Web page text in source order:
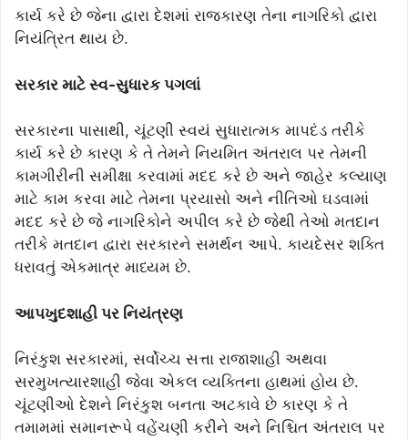
કાર્ય કરે છે જેના દ્વારા દેશમાં રાજકારણ તેના નાગરિકો દ્વારા
નિયંત્રિત થાય છે.
સરકાર માટે સ્વ-સુધારક પગલાં
સરકારના પાસાથી, ચૂંટણી સ્વયં સુધારાત્મક માપદંડ તરીકે
કાર્ય કરે છે કારણ કે તે તેમને નિયમિત અંતરાલ પર તેમની
કામગીરીની સમીક્ષા કરવામાં મદદ કરે છે અને જાહેર કલ્યાણ
માટે કામ કરવા માટે તેમના પ્રયાસો અને નીતિઓ ઘડવામાં
મદદ કરે છે જે નાગરિકોને અપીલ કરે છે જેથી તેઓ મતદાન
તરીકે મતદાન દ્વારા સરકારને સમર્થન આપે. કાયદેસર શક્તિ
ધરાવતું એકમાત્ર માધ્યમ છે.
આપખુદશાહી પર નિયંત્રણ
નિરંકુશ સરકારમાં, સર્વોચ્ચ સત્તા રાજાશાહી અથવા
સરમુખત્યારશાહી જેવા એકલ વ્યક્તિના હાથમાં હોય છે.
ચૂંટણીઓ દેશને નિરંકુશ બનતા અટકાવે છે કારણ કે તે
તમામમાં સમાનરૂપે વહેંચણી કરીને અને નિશ્ચિત અંતરાલ પર